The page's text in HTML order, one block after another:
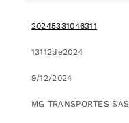
20245331046311
13112de2024
9/12/2024
MG TRANSPORTES SAS